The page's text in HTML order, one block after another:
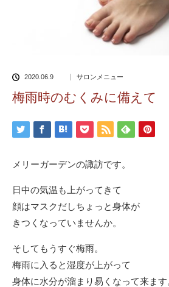
2020.06.9 サロンメニュー
梅雨時のむくみに備えて
メリーガーデンの諏訪です。
日中の気温も上がってきて
顔はマスクだしちょっと身体が
きつくなっていませんか。
そしてもうすぐ梅雨。
梅雨に入ると湿度が上がって
身体に水分が溜まり易くなって来ます